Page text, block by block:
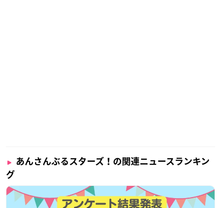
あんさんぶるスターズ！の関連ニュースランキン
グ